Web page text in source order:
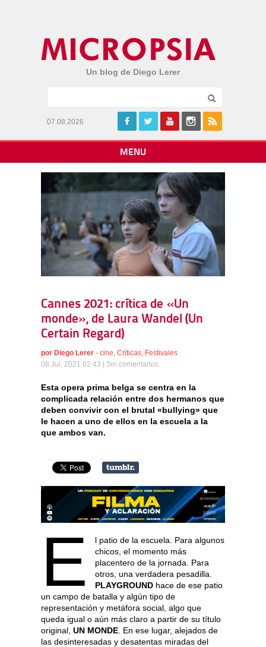
Un blog de Diego Lerer
07.08.2026
MENU
Cannes 2021: crítica de «Un
monde», de Laura Wandel (Un
Certain Regard)
por Diego Lerer - cine Críticas Festivales
08 Jul, 2021 02:43 | Sin comentarios
Esta opera prima belga se centra en la
complicada relación entre dos hermanos que
deben convivir con el brutal «bullying» que
le hacen a uno de ellos en la escuela a la
que ambos van.
E
l patio de la escuela. Para algunos
chicos, el momento más
placentero de la jornada. Para
otros, una verdadera pesadilla.
PLAYGROUNDhace de ese patio
un campo de batalla y algún tipo de
representación y metáfora social, algo que
queda igual o aún más claro a partir de su título
original, UN MONDE . En ese lugar, alejados de
las desinteresadas y desatentas miradas del